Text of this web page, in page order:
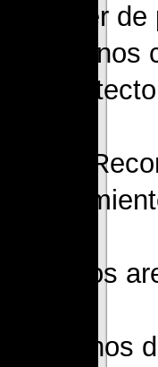
Cáncer
Rellenos
Rellenos